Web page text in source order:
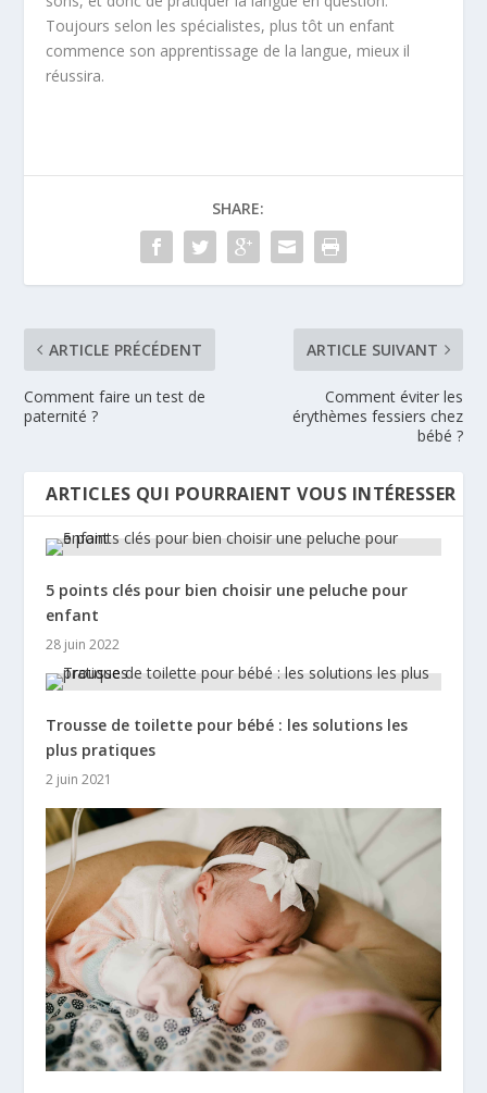
Toujours selon les spécialistes, plus tôt un enfant
commence son apprentissage de la langue, mieux il
réussira.
SHARE:
ARTICLE PRÉCÉDENT
Comment faire un test de
paternité ?
ARTICLE SUIVANT
Comment éviter les
érythèmes fessiers chez
bébé ?
ARTICLES QUI POURRAIENT VOUS INTÉRESSER
5 points clés pour bien choisir une peluche pour
enfant
28 juin 2022
Trousse de toilette pour bébé : les solutions les
plus pratiques
2 juin 2021